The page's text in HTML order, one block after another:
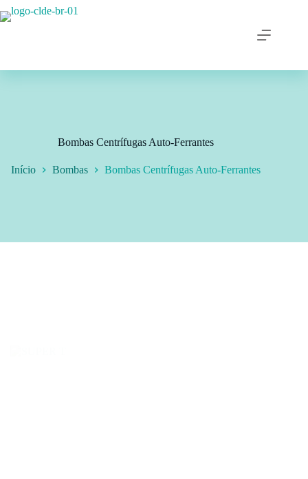
Bombas Centrífugas Auto-Ferrantes
Início Bombas Bombas Centrífugas Auto-Ferrantes